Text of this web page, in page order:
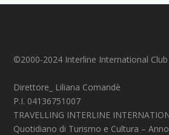
©2000-2024 Interline International Club
Direttore_ Liliana Comandè
P.I. 04136751007
TRAVELLING INTERLINE
Quotidiano di Turismo e Cultura – Anno